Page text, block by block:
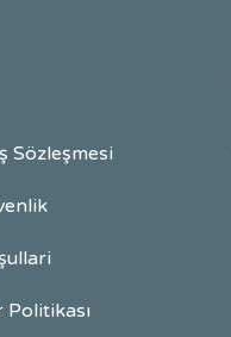
Sözleşmesi
Politikası